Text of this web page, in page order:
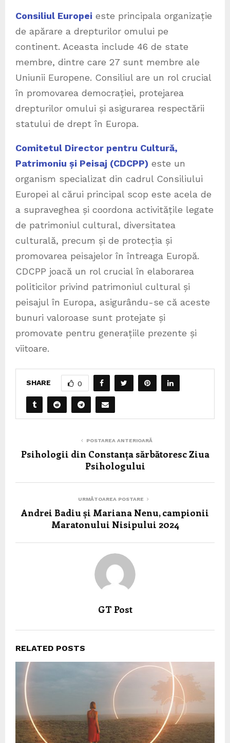
Consiliul Europei este principala organizație
de apărare a drepturilor omului pe
continent. Aceasta include 46 de state
membre, dintre care 27 sunt membre ale
Uniunii Europene. Consiliul are un rol crucial
în promovarea democrației, protejarea
drepturilor omului și asigurarea respectării
statului de drept în Europa.
Comitetul Director pentru Cultură,
Patrimoniu și Peisaj (CDCPP) este un
organism specializat din cadrul Consiliului
Europei al cărui principal scop este acela de
a supraveghea și coordona activitățile legate
de patrimoniul cultural, diversitatea
culturală, precum și de protecția și
promovarea peisajelor în întreaga Europă.
CDCPP joacă un rol crucial în elaborarea
politicilor privind patrimoniul cultural și
peisajul în Europa, asigurându-se că aceste
bunuri valoroase sunt protejate și
promovate pentru generațiile prezente și
viitoare.
SHARE 0
POSTAREA ANTERIOARĂ
Psihologii din Constanța sărbătoresc Ziua
Psihologului
URMĂTOAREA POSTARE
Andrei Badiu și Mariana Nenu, campionii
Maratonului Nisipului 2024
GT Post
RELATED POSTS